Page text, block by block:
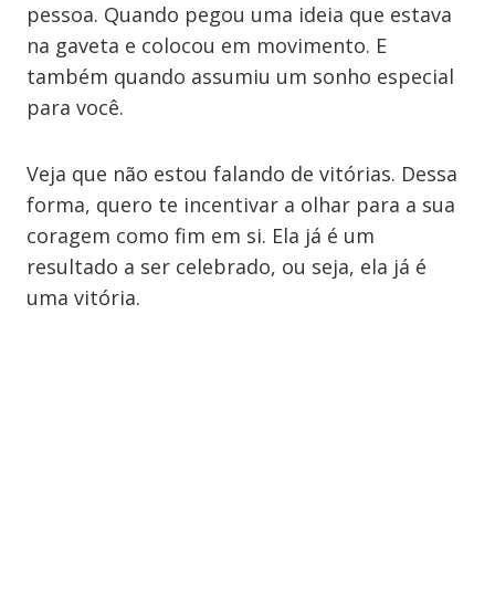
pessoa. Quando pegou uma ideia que estava
na gaveta e colocou em movimento. E
também quando assumiu um sonho especial
para você.
Veja que não estou falando de vitórias. Dessa
forma, quero te incentivar a olhar para a sua
coragem como fim em si. Ela já é um
resultado a ser celebrado, ou seja, ela já é
uma vitória.